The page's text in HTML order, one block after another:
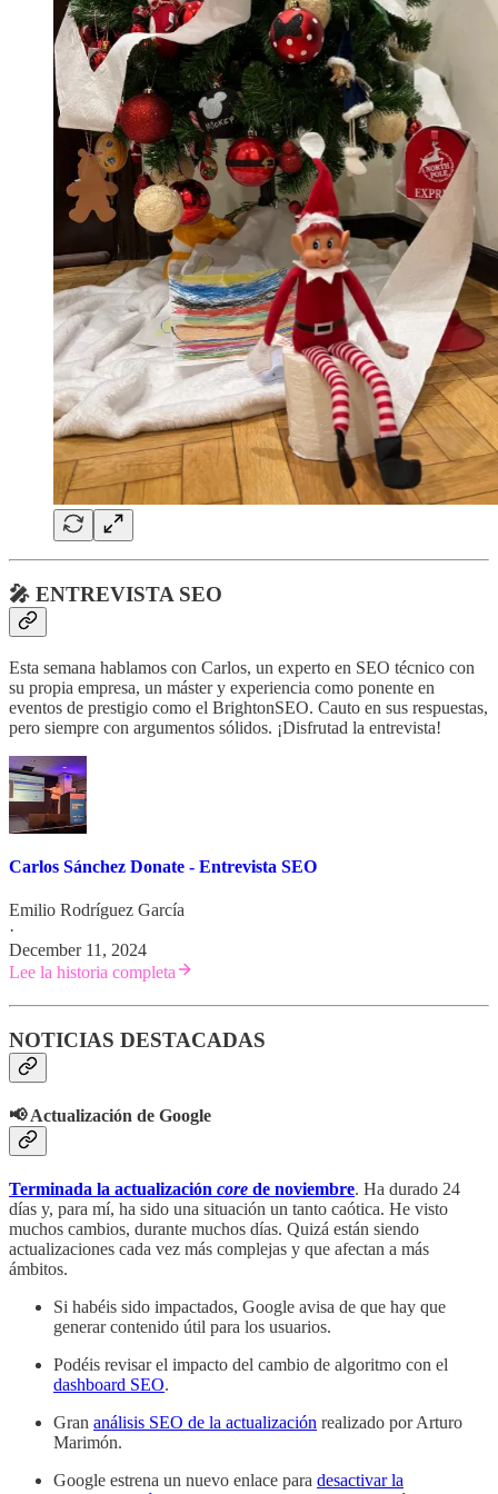
🎤 ENTREVISTA SEO
Esta semana hablamos con Carlos, un experto en SEO técnico con
su propia empresa, un máster y experiencia como ponente en
eventos de prestigio como el BrightonSEO. Cauto en sus respuestas,
pero siempre con argumentos sólidos. ¡Disfrutad la entrevista!
Carlos Sánchez Donate - Entrevista SEO
Emilio Rodríguez García
·
December 11, 2024
Lee la historia completa
NOTICIAS DESTACADAS
📢 Actualización de Google
Terminada la actualización core de noviembre. Ha durado 24
días y, para mí, ha sido una situación un tanto caótica. He visto
muchos cambios, durante muchos días. Quizá están siendo
actualizaciones cada vez más complejas y que afectan a más
ámbitos.
Si habéis sido impactados, Google avisa de que hay que
generar contenido útil para los usuarios.
Podéis revisar el impacto del cambio de algoritmo con el
dashboard SEO.
Gran análisis SEO de la actualización realizado por Arturo
Marimón.
Google estrena un nuevo enlace para desactivar la